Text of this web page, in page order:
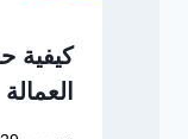
كيفية